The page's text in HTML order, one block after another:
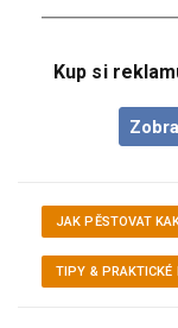
Kup si
JAK PĚSTOVAT
TIPY & PRAKTICKÉ